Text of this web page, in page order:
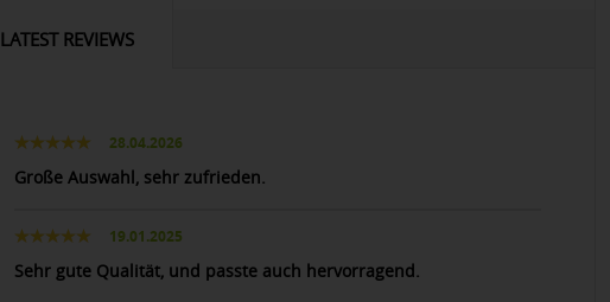
LATEST REVIEWS
28.04.2026
Große Auswahl, sehr zufrieden.
19.01.2025
Sehr gute Qualität, und passte auch hervorragend.